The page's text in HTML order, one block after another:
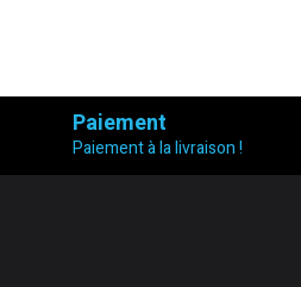
Paiement
Paiement à la livraison !